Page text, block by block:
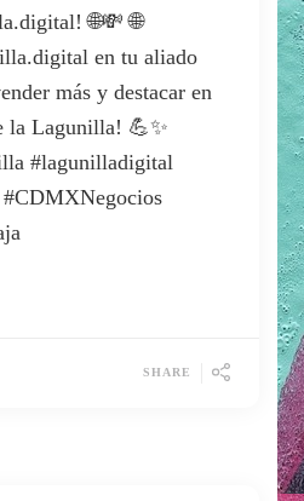
🌐💸 🌐
en tu aliado
más y destacar en
la Lagunilla! 💪✨
#lagunilladigital
SHARE